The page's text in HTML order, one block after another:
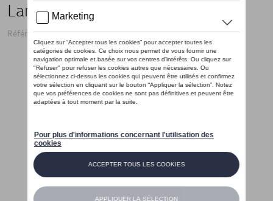
Lanière VW, bleue
Référence: 5H0087610